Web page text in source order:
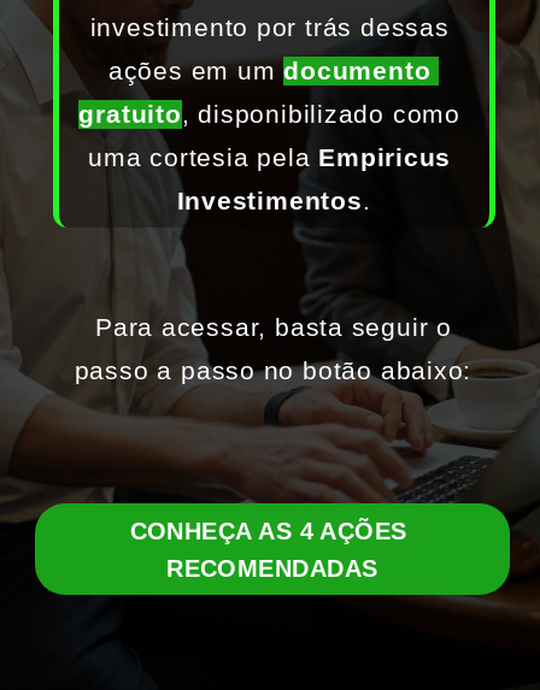
investimento por trás dessas
ações em um documento
gratuito, disponibilizado como
uma cortesia pela Empiricus
Investimentos.
Para acessar, basta seguir o
passo a passo no botão abaixo:
CONHEÇA AS 4 AÇÕES
RECOMENDADAS